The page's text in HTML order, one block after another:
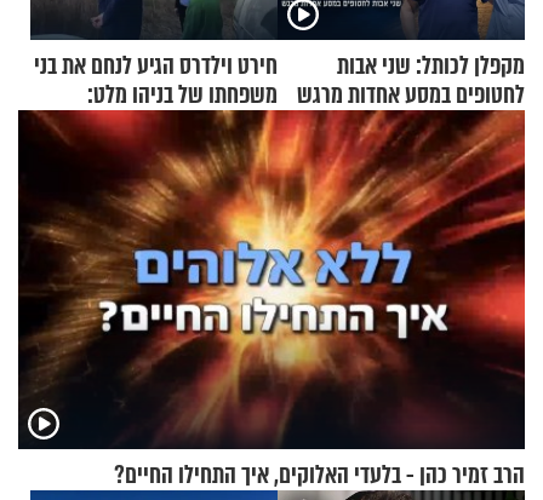
מקפלן לכותל: שני אבות
לחטופים במסע אחדות מרגש
חירט וילדרס הגיע לנחם את בני
משפחתו של בניהו מלט:
"מיליונים באירופה תומכים
בכם"
הרב זמיר כהן - בלעדי האלוקים, איך התחילו החיים?